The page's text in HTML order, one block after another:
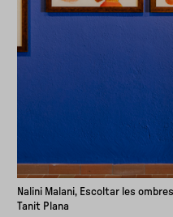
Nalini Malani, Escoltar les
Tanit Plana